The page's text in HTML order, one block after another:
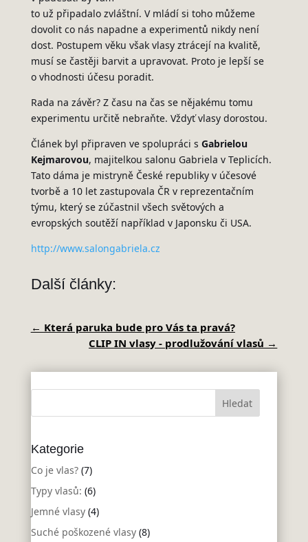
to už připadalo zvláštní. V mládí si toho můžeme
dovolit co nás napadne a experimentů nikdy není
dost. Postupem věku však vlasy ztrácejí na kvalitě,
musí se častěji barvit a upravovat. Proto je lepší se
o vhodnosti účesu poradit.
Rada na závěr? Z času na čas se nějakému tomu
experimentu určitě nebraňte. Vždyť vlasy dorostou.
Článek byl připraven ve spolupráci s Gabrielou
Kejmarovou, majitelkou salonu Gabriela v Teplicích.
Tato dáma je mistryně České republiky v účesové
tvorbě a 10 let zastupovala ČR v reprezentačním
týmu, který se zúčastnil všech světových a
evropských soutěží například v Japonsku či USA.
http://www.salongabriela.cz
Další články:
← Která paruka bude pro Vás ta pravá?
CLIP IN vlasy - prodlužování vlasů →
Kategorie
Co je vlas?(7)
Typy vlasů: (6)
Jemné vlasy(4)
Suché poškozené vlasy(8)